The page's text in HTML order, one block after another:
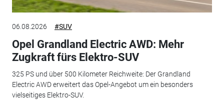
06.08.2026 #SUV
Opel Grandland Electric AWD: Mehr
Zugkraft fürs Elektro-SUV
325 PS und über 500 Kilometer Reichweite: Der Grandland
Electric AWD erweitert das Opel-Angebot um ein besonders
vielseitiges Elektro-SUV.